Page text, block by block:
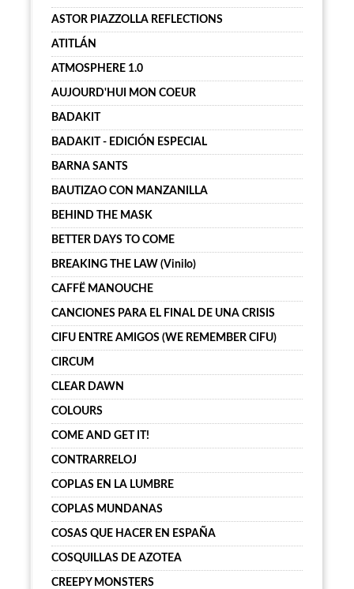
ASTOR PIAZZOLLA REFLECTIONS
ATITLÁN
ATMOSPHERE 1.0
AUJOURD'HUI MON COEUR
BADAKIT
BADAKIT - EDICIÓN ESPECIAL
BARNA SANTS
BAUTIZAO CON MANZANILLA
BEHIND THE MASK
BETTER DAYS TO COME
BREAKING THE LAW (Vinilo)
CAFFË MANOUCHE
CANCIONES PARA EL FINAL DE UNA CRISIS
CIFU ENTRE AMIGOS (WE REMEMBER CIFU)
CIRCUM
CLEAR DAWN
COLOURS
COME AND GET IT!
CONTRARRELOJ
COPLAS EN LA LUMBRE
COPLAS MUNDANAS
COSAS QUE HACER EN ESPAÑA
COSQUILLAS DE AZOTEA
CREEPY MONSTERS